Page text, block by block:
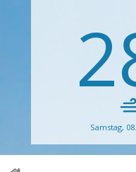
Samstag,